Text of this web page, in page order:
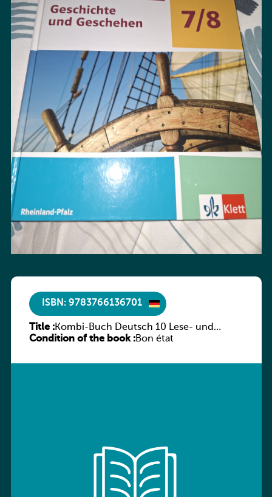
ISBN: 9783766136701
Title :Kombi-Buch Deutsch 10 Lese- und
Sprachbuch
Condition of the book :Bon état